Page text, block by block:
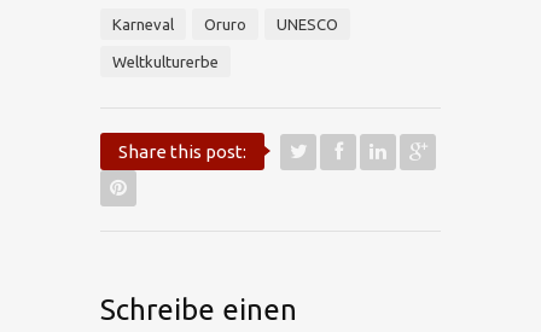
Karneval Oruro UNESCO
Weltkulturerbe
Share this post:
Schreibe einen